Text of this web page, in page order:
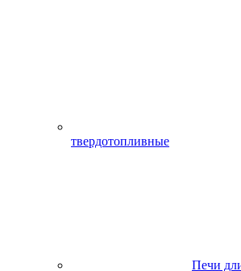
твердотопливные
Печи